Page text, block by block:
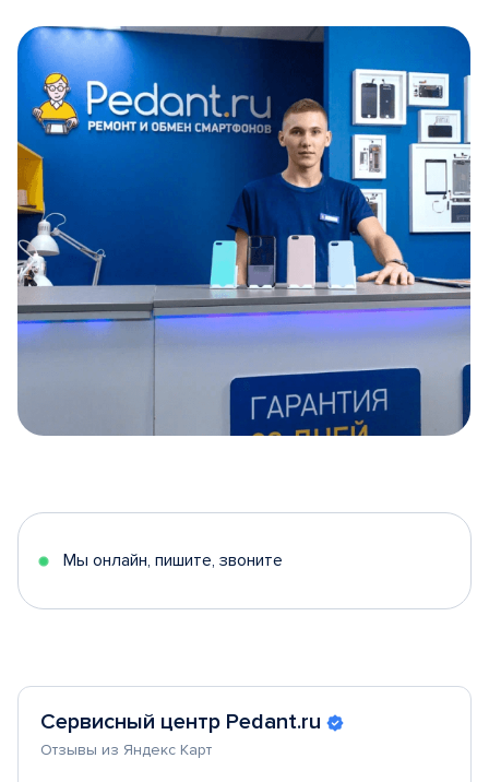
5
Мы онлайн, пишите, звоните
Сервисный центр Pedant.ru
Отзывы из Яндекс Карт